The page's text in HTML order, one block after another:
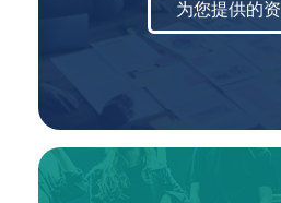
为您提供的